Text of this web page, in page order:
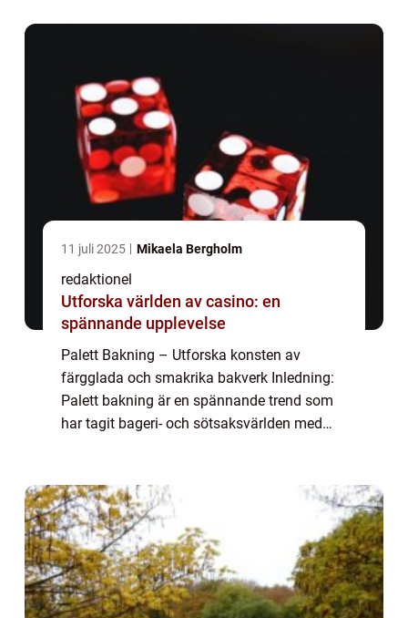
11 juli 2025 Mikaela Bergholm
redaktionel
Utforska världen av casino: en
spännande upplevelse
Palett Bakning – Utforska konsten av
färgglada och smakrika bakverk Inledning:
Palett bakning är en spännande trend som
har tagit bageri- och sötsaksvärlden med